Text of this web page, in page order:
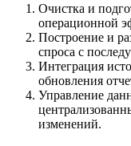
Очистка и
операционной
Построение и
спроса с
Интеграция
обновления
Управление
изменений.